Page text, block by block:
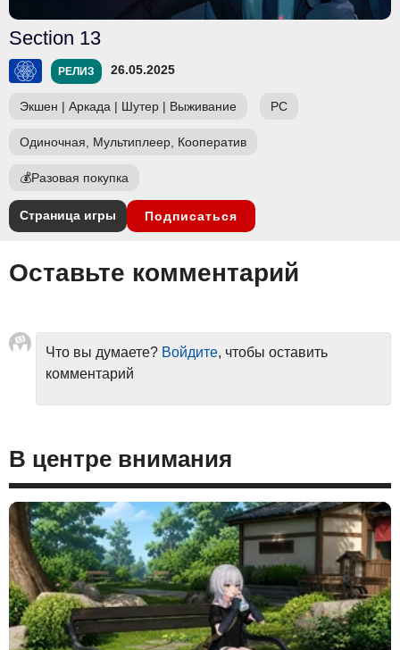
Section 13
РЕЛИЗ 26.05.2025
Экшен | Аркада | Шутер | Выживание PC
Одиночная, Мультиплеер, Кооператив
💰Разовая покупка
Страница игры Подписаться
Оставьте комментарий
Что вы думаете? Войдите, чтобы оставить
комментарий
В центре внимания